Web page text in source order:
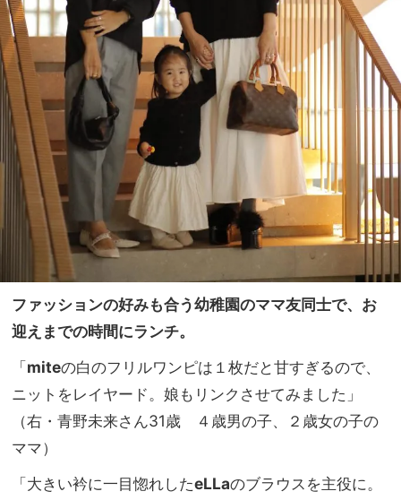
ファッションの好みも合う幼稚園のママ友同士で、お
迎えまでの時間にランチ。
「miteの白のフリルワンピは１枚だと甘すぎるので、
ニットをレイヤード。娘もリンクさせてみました」
（右・青野未来さん31歳 ４歳男の子、２歳女の子の
ママ）
「大きい衿に一目惚れしたeLLaのブラウスを主役に。